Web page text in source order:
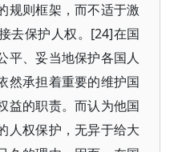
规则框架，而不适于激
去保护人权。[24]在国
平、妥当地保护各国人
然承担着重要的维护国
益的职责。而认为他国
人权保护，无异于给大